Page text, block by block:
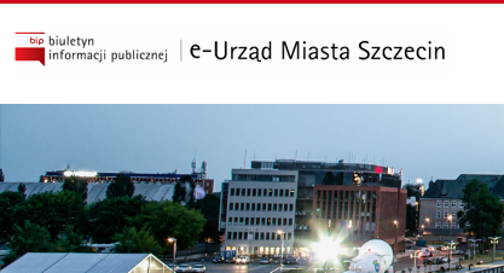
przejdź do głównego menu